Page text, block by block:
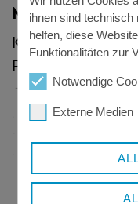
MERKBLATT -
Kennzeichnung
Pferden
ihnen sind technisch
helfen, diese
Funktionalitäten zur
Notwendige
Externe Medien